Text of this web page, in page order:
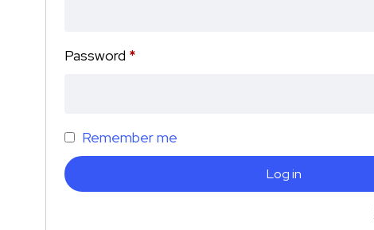
Password *
Remember me
Log in